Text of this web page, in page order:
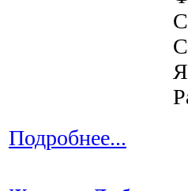
Подробнее...